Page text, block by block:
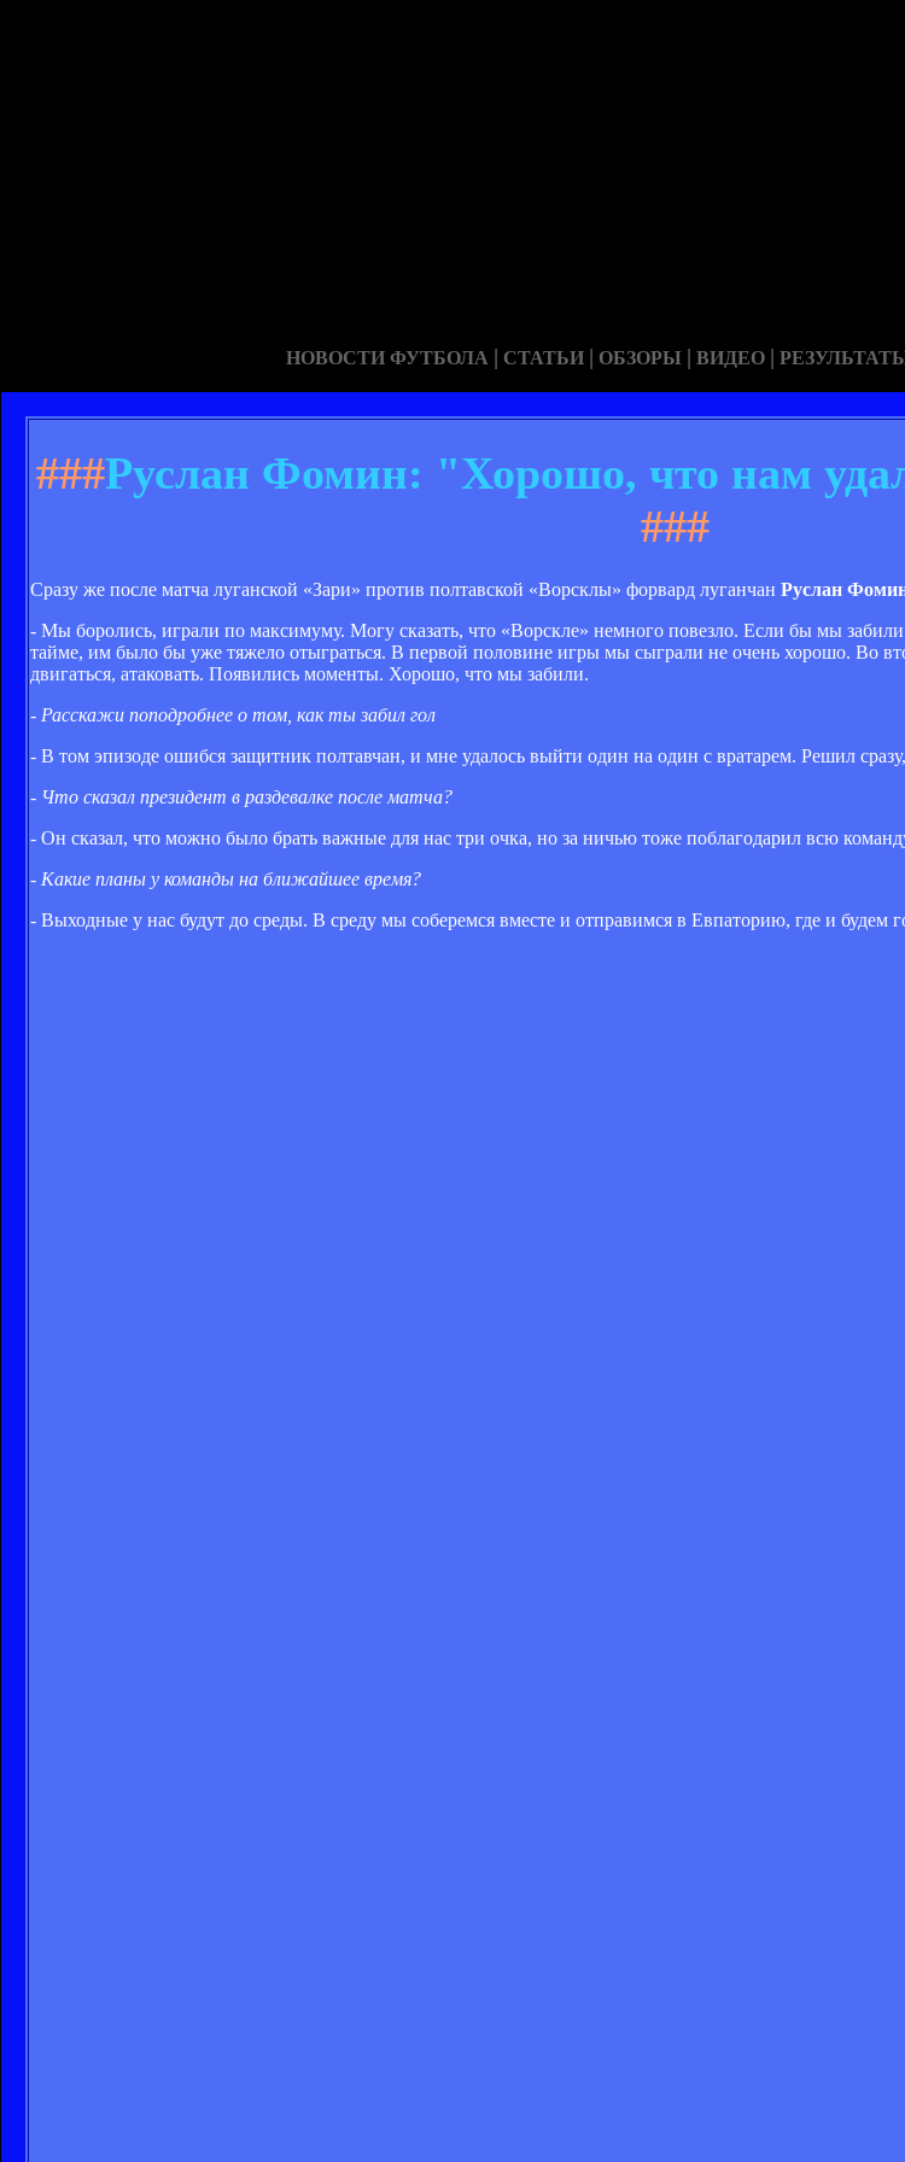
НОВОСТИ ФУТБОЛА | СТАТЬИ | ОБЗОРЫ | ВИДЕО |
###Руслан Фомин: "Хорошо, что нам
###
Сразу же после матча луганской «Зари» против полтавской «Ворсклы» форвард луганчан Руслан
- Мы боролись, играли по максимуму. Могу сказать, что «Ворскле» немного повезло. Если бы мы
тайме, им было бы уже тяжело отыграться. В первой половине игры мы сыграли не очень хорошо. Во
двигаться, атаковать. Появились моменты. Хорошо, что мы забили.
- Расскажи поподробнее о том, как ты забил гол
- В том эпизоде ошибся защитник полтавчан, и мне удалось выйти один на один с вратарем. Решил
- Что сказал президент в раздевалке после матча?
- Он сказал, что можно было брать важные для нас три очка, но за ничью тоже поблагодарил всю
- Какие планы у команды на ближайшее время?
- Выходные у нас будут до среды. В среду мы соберемся вместе и отправимся в Евпаторию, где и будем